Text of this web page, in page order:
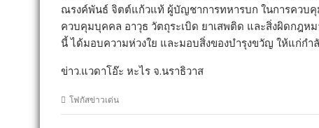
ณรงค์พันธ์ จิตต์แก้วแท้ ผู้บัญชาการทหารบก ในการควบคุ
ควบคุมบุคคล อาวุธ วัตถุระเบิด ยาเสพติด และสิ่งผิดกฎห
นี้ ได้มอบความห่วงใย และมอบสิ่งของบำรุงขวัญ ให้แก่ก
ข่าว.แวดาโอ๊ะ หะไร จ.นราธิวาส
โฟกัสข่าวเด่น